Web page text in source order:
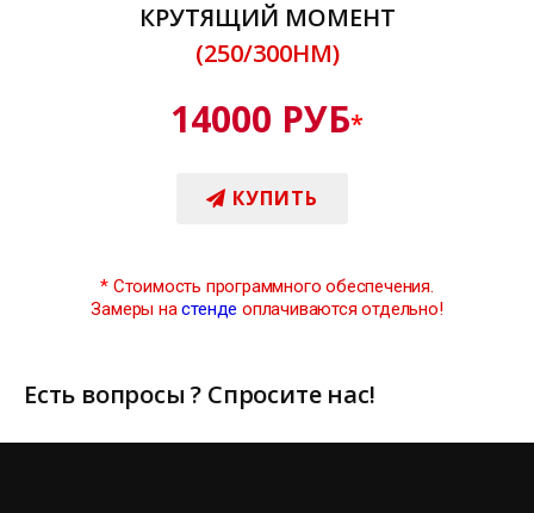
КРУТЯЩИЙ МОМЕНТ
(250/300НМ)
14000 РУБ*
КУПИТЬ
* Стоимость программного обеспечения.
Замеры настенде оплачиваются отдельно!
Есть вопросы ? Спросите нас!